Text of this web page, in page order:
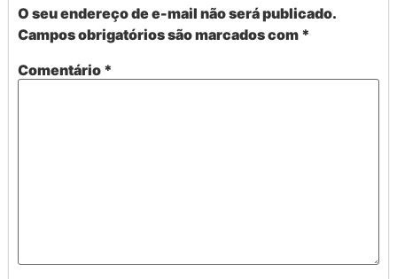
O seu endereço de e-mail não será publicado.
Campos obrigatórios são marcados com *
Comentário *